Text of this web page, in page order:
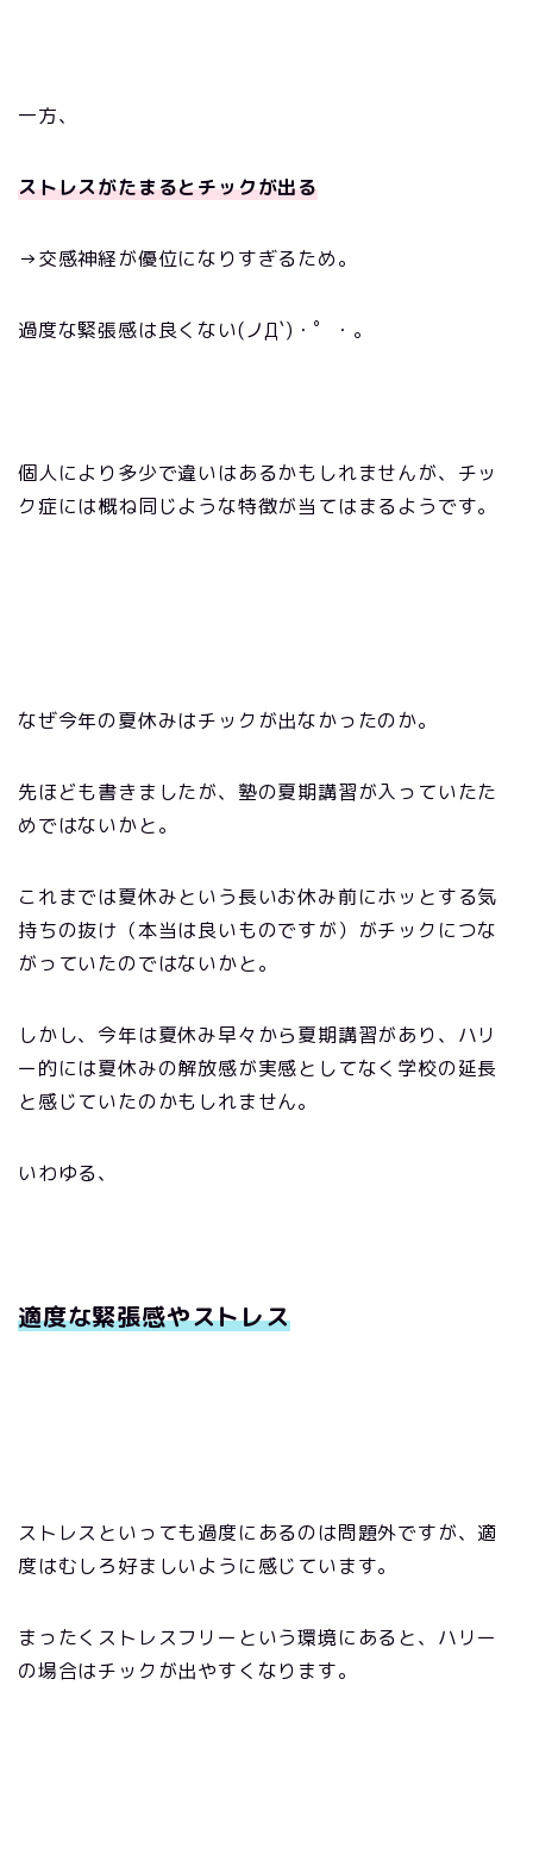
一方、
ストレスがたまるとチックが出る
→交感神経が優位になりすぎるため。
過度な緊張感は良くない(ノД`)・゜・。
個人により多少で違いはあるかもしれませんが、チッ
ク症には概ね同じような特徴が当てはまるようです。
なぜ今年の夏休みはチックが出なかったのか。
先ほども書きましたが、塾の夏期講習が入っていたた
めではないかと。
これまでは夏休みという長いお休み前にホッとする気
持ちの抜け（本当は良いものですが）がチックにつな
がっていたのではないかと。
しかし、今年は夏休み早々から夏期講習があり、ハリ
ー的には夏休みの解放感が実感としてなく学校の延長
と感じていたのかもしれません。
いわゆる、
適度な緊張感やストレス
ストレスといっても過度にあるのは問題外ですが、適
度はむしろ好ましいように感じています。
まったくストレスフリーという環境にあると、ハリー
の場合はチックが出やすくなります。